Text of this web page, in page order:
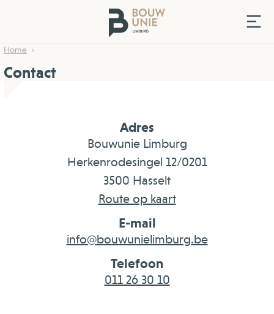
Home
Contact
Adres
Bouwunie Limburg
Herkenrodesingel 12/0201
3500 Hasselt
Route op kaart
E-mail
info@bouwunielimburg.be
Telefoon
011 26 30 10